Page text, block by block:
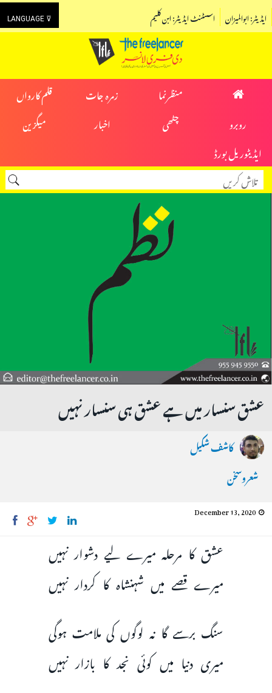
LANGUAGE ⊽ اسسٹنٹ ایڈیٹر: ابن کلیم ایڈیٹر: ابوالمیزان
منظرنما زمرہ جات
قلم کارواں
روبرو
چٹھی اخبار
میگزین
ایڈیٹوریل بورڈ
عشق سنسار میں ہے عشق ہی سنسار نہیں
کاشف شکیل
شعروسخن
December 13, 2020
عشق کا مرحلہ میرے لیے دشوار نہیں
میرے قصے میں شہنشاہ کا کردار نہیں
سنگ برسے گا نہ لوگوں کی ملامت ہوگی
میری دنیا میں کوئی نجد کا بازار نہیں